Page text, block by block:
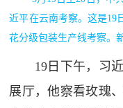
近平在云南考察。这是19
花分级包装生产线考察。
19日下午，习
展厅，他察看玫瑰